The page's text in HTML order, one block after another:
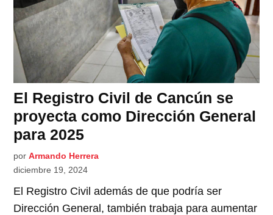
El Registro Civil de Cancún se
proyecta como Dirección General
para 2025
por Armando Herrera
diciembre 19, 2024
El Registro Civil además de que podría ser
Dirección General, también trabaja para aumentar